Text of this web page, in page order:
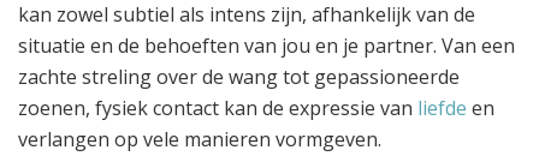
kan zowel subtiel als intens zijn, afhankelijk van de
situatie en de behoeften van jou en je partner. Van een
zachte streling over de wang tot gepassioneerde
zoenen, fysiek contact kan de expressie van liefde en
verlangen op vele manieren vormgeven.